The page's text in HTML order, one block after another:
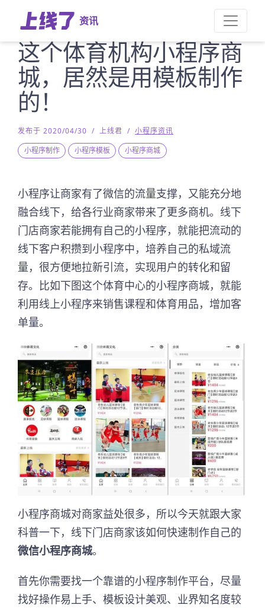
资讯
这个体育机构小程序商
城，居然是用模板制作
的！
发布于 2020/04/30 / 上线君 / 小程序资讯
小程序制作
小程序模板 小程序商城
小程序让商家有了微信的流量支撑，又能充分地
融合线下，给各行业商家带来了更多商机。线下
门店商家若能拥有自己的小程序，就能把流动的
线下客户积攒到小程序中，培养自己的私域流
量，很方便地拉新引流，实现用户的转化和留
存。比如下图这个体育中心的小程序商城，就能
利用线上小程序来销售课程和体育用品，增加客
单量。
小程序商城对商家益处很多，所以今天就跟大家
科普一下，线下门店商家该如何快速制作自己的
微信小程序商城。
首先你需要找一个靠谱的小程序制作平台，尽量
找好操作易上手、模板设计美观、业界知名度较